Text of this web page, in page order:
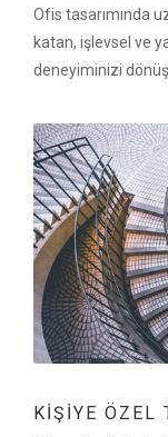
Ofis tasarımında
katan, işlevsel ve
deneyiminizi
KIŞIYE ÖZEL